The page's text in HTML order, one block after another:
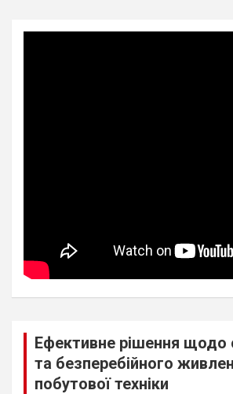
Ефективне рішення щодо
та безперебійного
побутової техніки